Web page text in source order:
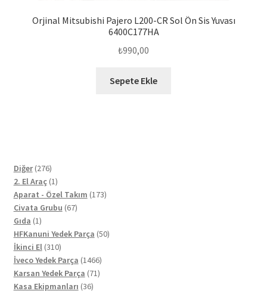
Orjinal Mitsubishi Pajero L200-CR Sol Ön Sis Yuvası
6400C177HA
₺990,00
Sepete Ekle
Diğer 276276
ürün
2. El Araç 11
ürün
Aparat - Özel Takım 173173
Civata Grubu 6767
Gıda 11
ürün
HFKanuni Yedek Parça 5050
İkinci El 310310
ürün
İveco Yedek Parça 14661466
ürün
Karsan Yedek Parça 7171
Kasa Ekipmanları 3636